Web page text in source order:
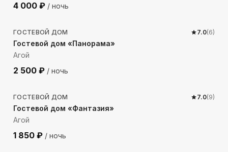
4 000 ₽ / ночь
1934 м до моря
ГОСТЕВОЙ ДОМ 7.0(6)
Гостевой дом «Панорама»
Агой
2 500 ₽ / ночь
1488 м до моря
ГОСТЕВОЙ ДОМ 7.0(9)
Гостевой дом «Фантазия»
Агой
1 850 ₽ / ночь
1802 м до моря